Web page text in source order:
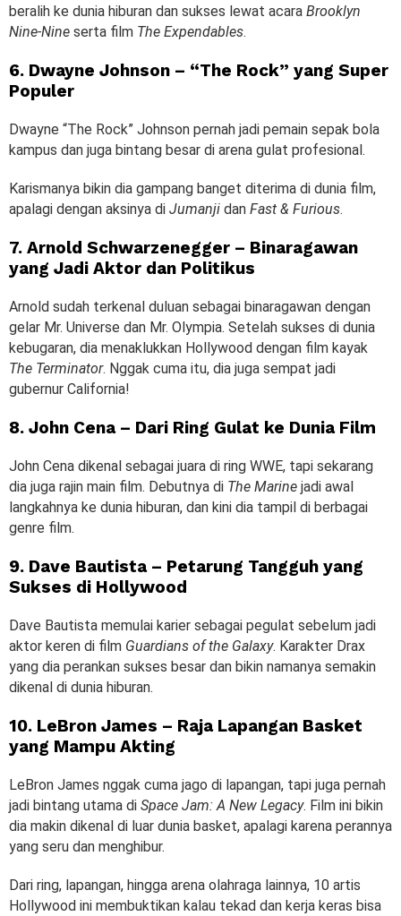
beralih ke dunia hiburan dan sukses lewat acara Brooklyn
Nine-Nine serta film The Expendables.
6. Dwayne Johnson – “The Rock” yang Super
Populer
Dwayne “The Rock” Johnson pernah jadi pemain sepak bola
kampus dan juga bintang besar di arena gulat profesional.
Karismanya bikin dia gampang banget diterima di dunia film,
apalagi dengan aksinya di Jumanji dan Fast & Furious.
7. Arnold Schwarzenegger – Binaragawan
yang Jadi Aktor dan Politikus
Arnold sudah terkenal duluan sebagai binaragawan dengan
gelar Mr. Universe dan Mr. Olympia. Setelah sukses di dunia
kebugaran, dia menaklukkan Hollywood dengan film kayak
The Terminator. Nggak cuma itu, dia juga sempat jadi
gubernur California!
8. John Cena – Dari Ring Gulat ke Dunia Film
John Cena dikenal sebagai juara di ring WWE, tapi sekarang
dia juga rajin main film. Debutnya di The Marine jadi awal
langkahnya ke dunia hiburan, dan kini dia tampil di berbagai
genre film.
9. Dave Bautista – Petarung Tangguh yang
Sukses di Hollywood
Dave Bautista memulai karier sebagai pegulat sebelum jadi
aktor keren di film Guardians of the Galaxy. Karakter Drax
yang dia perankan sukses besar dan bikin namanya semakin
dikenal di dunia hiburan.
10. LeBron James – Raja Lapangan Basket
yang Mampu Akting
LeBron James nggak cuma jago di lapangan, tapi juga pernah
jadi bintang utama di Space Jam: A New Legacy. Film ini bikin
dia makin dikenal di luar dunia basket, apalagi karena perannya
yang seru dan menghibur.
Dari ring, lapangan, hingga arena olahraga lainnya, 10 artis
Hollywood ini membuktikan kalau tekad dan kerja keras bisa